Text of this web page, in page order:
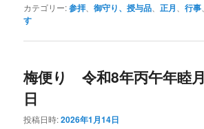
カテゴリー:参拝、御守り、授与品 、正月 、行事
す
梅便り 令和8年丙午年睦
日
投稿日時:2026年1月14日